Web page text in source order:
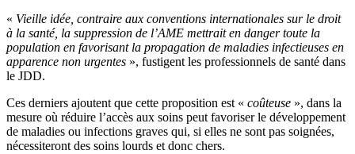
« Vieille idée, contraire aux conventions internationales sur le droit
à la santé, la suppression de l’AME mettrait en danger toute la
population en favorisant la propagation de maladies infectieuses en
apparence non urgentes », fustigent les professionnels de santé dans
le JDD.
Ces derniers ajoutent que cette proposition est « coûteuse », dans la
mesure où réduire l’accès aux soins peut favoriser le développement
de maladies ou infections graves qui, si elles ne sont pas soignées,
nécessiteront des soins lourds et donc chers.